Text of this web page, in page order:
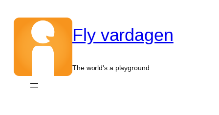
innehåll
Fly vardagen
The world's a playground